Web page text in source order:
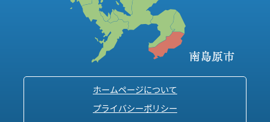
ホームページについて
プライバシーポリシー